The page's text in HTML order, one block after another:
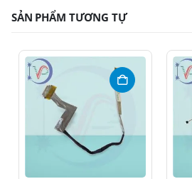
SẢN PHẨM TƯƠNG TỰ